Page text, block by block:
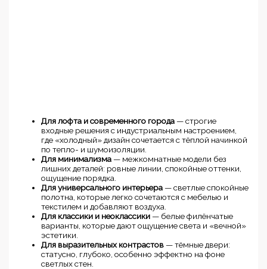
Для лофта и современного города — строгие
входные решения с индустриальным настроением,
где «холодный» дизайн сочетается с тёплой начинкой
по тепло- и шумоизоляции.
Для минимализма — межкомнатные модели без
лишних деталей: ровные линии, спокойные оттенки,
ощущение порядка.
Для универсального интерьера — светлые спокойные
полотна, которые легко сочетаются с мебелью и
текстилем и добавляют воздуха.
Для классики и неоклассики — белые филёнчатые
варианты, которые дают ощущение света и «вечной»
эстетики.
Для выразительных контрастов — тёмные двери:
статусно, глубоко, особенно эффектно на фоне
светлых стен.